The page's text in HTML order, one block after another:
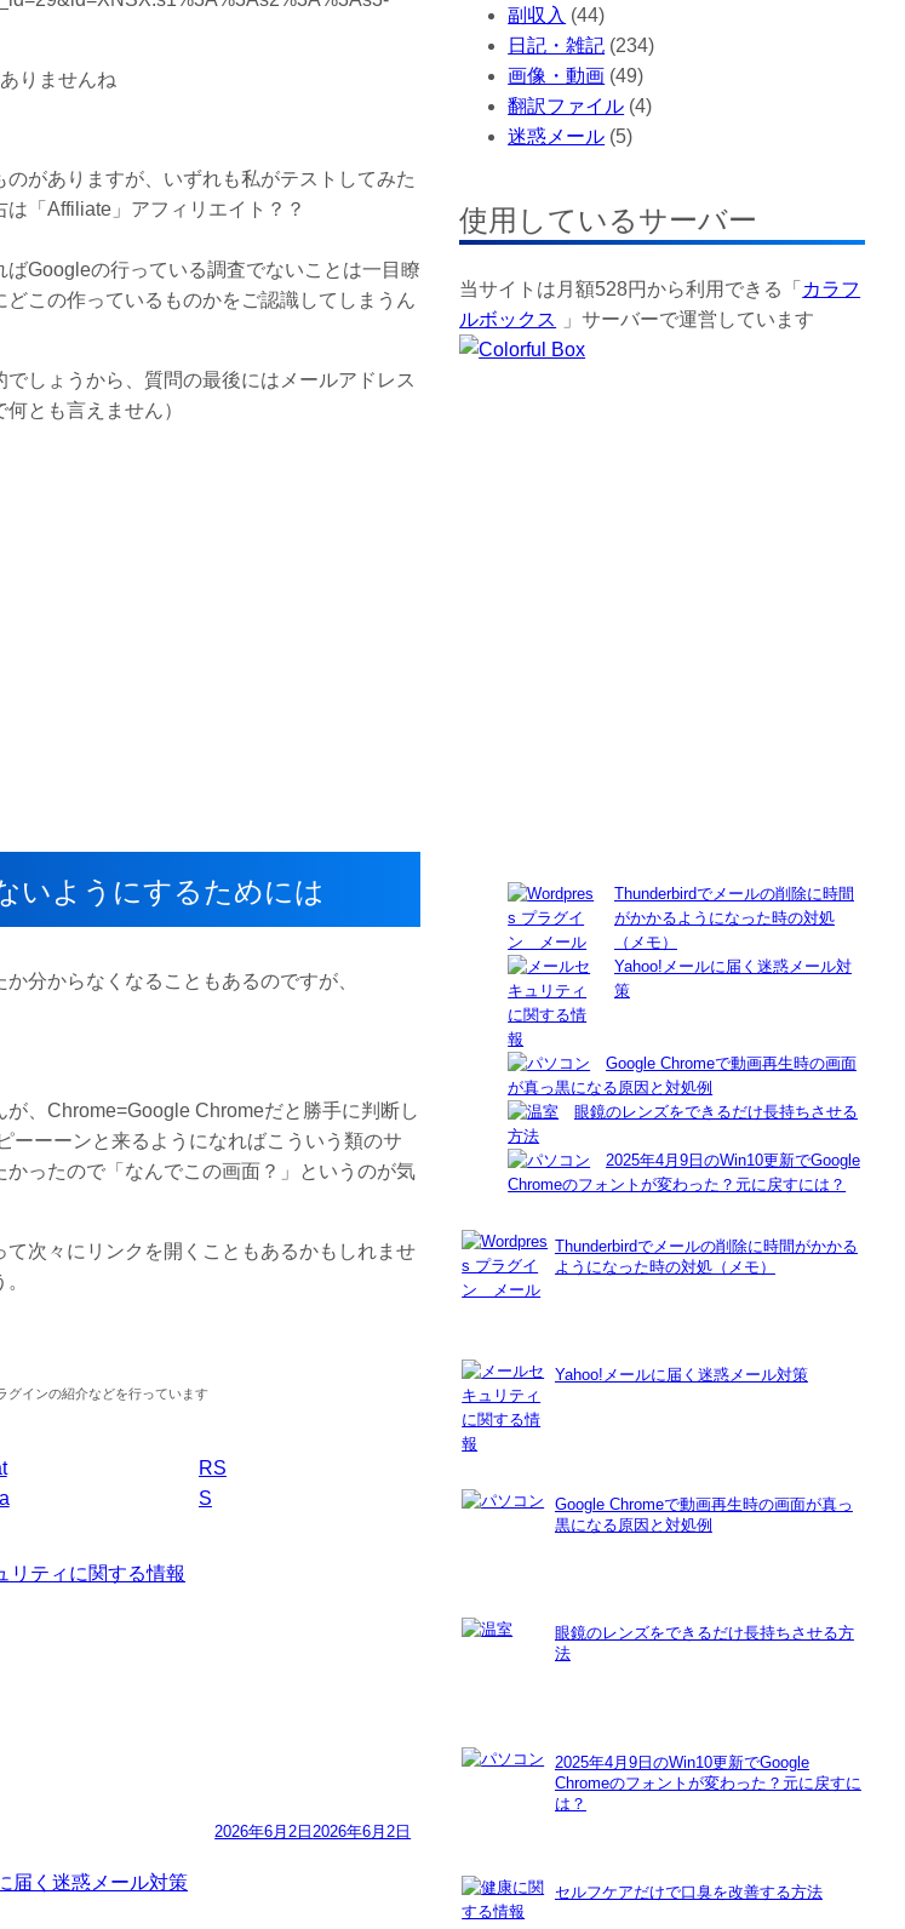
りませんね
がありますが、いずれも私がテストしてみた
「Affiliate」アフィリエイト？？
ばGoogleの行っている調査でないことは一目瞭
どこの作っているものかをご認識してしまうん
しょうから、質問の最後にはメールアドレス
とも言えません）
いようにするためには
分からなくなることもあるのですが、
、Chrome=Google Chromeだと勝手に判断し
ーーーンと来るようになればこういう類のサ
ったので「なんでこの画面？」というのが気
次々にリンクを開くこともあるかもしれませ
グインの紹介などを行っています
RS
S
2026年6月2日 2026年6月2日
届く迷惑メール対策
副収入 (44)
日記・雑記 (234)
画像・動画 (49)
翻訳ファイル (4)
迷惑メール (5)
使用しているサーバー
当サイトは月額528円から利用できる「 カラフ
ルボックス
」サーバーで運営しています
Thunderbirdでメールの削除に時間
がかかるようになった時の対処
（メモ）
Yahoo!メールに届く迷惑メール対
策
Google Chromeで動画再生時の画面
が真っ黒になる原因と対処例
眼鏡のレンズをできるだけ長持ちさせる
方法
2025年4月9日のWin10更新でGoogle
Chromeのフォントが変わった？元に戻すには？
Thunderbirdでメールの削除に時間がかかる
ようになった時の対処（メモ）
Yahoo!メールに届く迷惑メール対策
Google Chromeで動画再生時の画面が真っ
黒になる原因と対処例
眼鏡のレンズをできるだけ長持ちさせる方
法
2025年4月9日のWin10更新でGoogle
Chromeのフォントが変わった？元に戻すに
は？
セルフケアだけで口臭を改善する方法